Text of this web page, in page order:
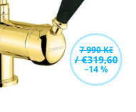
7 990 Kč
/ €319,60
–14 %